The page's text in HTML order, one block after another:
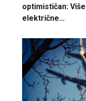
optimističan:
električne…